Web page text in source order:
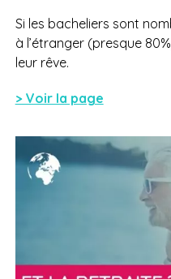
Si les bacheliers sont
à l’étranger (presque
leur rêve.
> Voir la page